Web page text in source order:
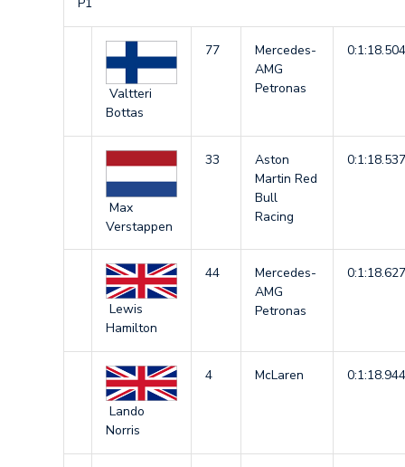
Valtteri
Bottas
77
Mercedes-
AMG
Petronas
0:1:18.504
Max
Verstappen
33
Aston
Martin Red
Bull
Racing
0:1:18.537
Lewis
Hamilton
44
Mercedes-
AMG
Petronas
0:1:18.627
Lando
Norris
4 McLaren 0:1:18.944